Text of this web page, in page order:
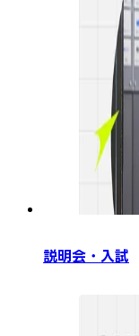
説明会・入試